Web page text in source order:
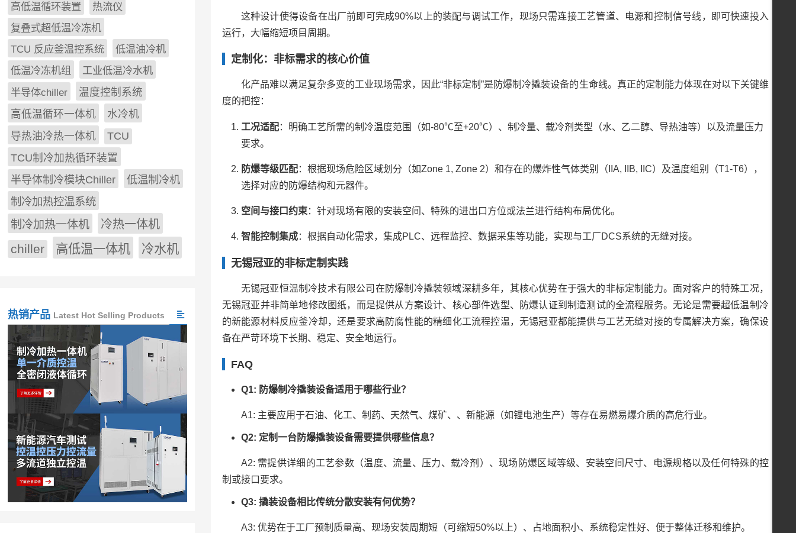
这种设计使得设备在出厂前即可完成90%以上的装配与调试工作，现场只需连接工艺管道、电源和控制信号线，即可快速投入
运行，大幅缩短项目周期。
定制化：非标需求的核心价值
化产品难以满足复杂多变的工业现场需求，因此“非标定制”是防爆制冷撬装设备的生命线。真正的定制能力体现在对以下关键维
度的把控：
工况适配：明确工艺所需的制冷温度范围（如-80℃至+20℃）、制冷量、载冷剂类型（水、乙二醇、导热油等）以及流量压力
要求。
防爆等级匹配：根据现场危险区域划分（如Zone 1, Zone 2）和存在的爆炸性气体类别（IIA, IIB, IIC）及温度组别（T1-T6），
选择对应的防爆结构和元器件。
空间与接口约束：针对现场有限的安装空间、特殊的进出口方位或法兰进行结构布局优化。
智能控制集成：根据自动化需求，集成PLC、远程监控、数据采集等功能，实现与工厂DCS系统的无缝对接。
无锡冠亚的非标定制实践
无锡冠亚恒温制冷技术有限公司在防爆制冷撬装领域深耕多年，其核心优势在于强大的非标定制能力。面对客户的特殊工况，
无锡冠亚并非简单地修改图纸，而是提供从方案设计、核心部件选型、防爆认证到制造测试的全流程服务。无论是需要超低温制冷
的新能源材料反应釜冷却，还是要求高防腐性能的精细化工流程控温，无锡冠亚都能提供与工艺无缝对接的专属解决方案，确保设
备在严苛环境下长期、稳定、安全地运行。
FAQ
Q1: 防爆制冷撬装设备适用于哪些行业？
A1: 主要应用于石油、化工、制药、天然气、煤矿、、新能源（如锂电池生产）等存在易燃易爆介质的高危行业。
Q2: 定制一台防爆撬装设备需要提供哪些信息？
A2: 需提供详细的工艺参数（温度、流量、压力、载冷剂）、现场防爆区域等级、安装空间尺寸、电源规格以及任何特殊的控
制或接口要求。
Q3: 撬装设备相比传统分散安装有何优势？
A3: 优势在于工厂预制质量高、现场安装周期短（可缩短50%以上）、占地面积小、系统稳定性好、便于整体迁移和维护。
高低温循环装置
热流仪
复叠式超低温冷冻机
TCU 反应釜温控系统
低温油冷机
低温冷冻机组
工业低温冷水机
半导体chiller
温度控制系统
高低温循环一体机
水冷机
导热油冷热一体机
TCU
TCU制冷加热循环装置
半导体制冷模块Chiller
低温制冷机
制冷加热控温系统
制冷加热一体机
冷热一体机
chiller 高低温一体机 冷水机
热销产品 Latest Hot Selling Products